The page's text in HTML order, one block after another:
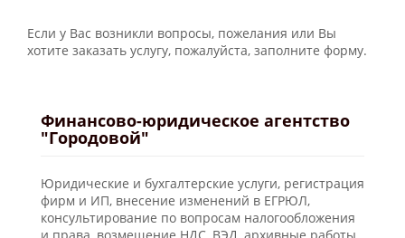
Если у Вас возникли вопросы, пожелания или Вы
хотите заказать услугу, пожалуйста, заполните форму.
Финансово-юридическое агентство
"Городовой"
Юридические и бухгалтерские услуги, регистрация
фирм и ИП, внесение изменений в ЕГРЮЛ,
консультирование по вопросам налогообложения